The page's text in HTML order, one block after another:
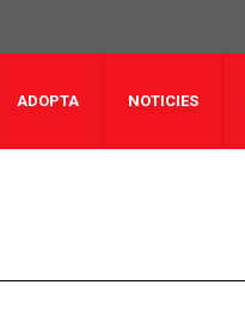
ADOPTA NOTICIES